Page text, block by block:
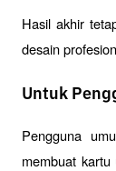
Hasil akhir
desain
Untuk
Pengguna
membuat